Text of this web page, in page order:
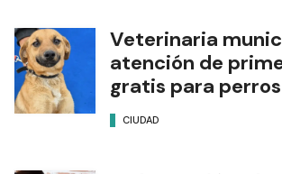
Veterinaria
atención de
gratis para
CIUDAD